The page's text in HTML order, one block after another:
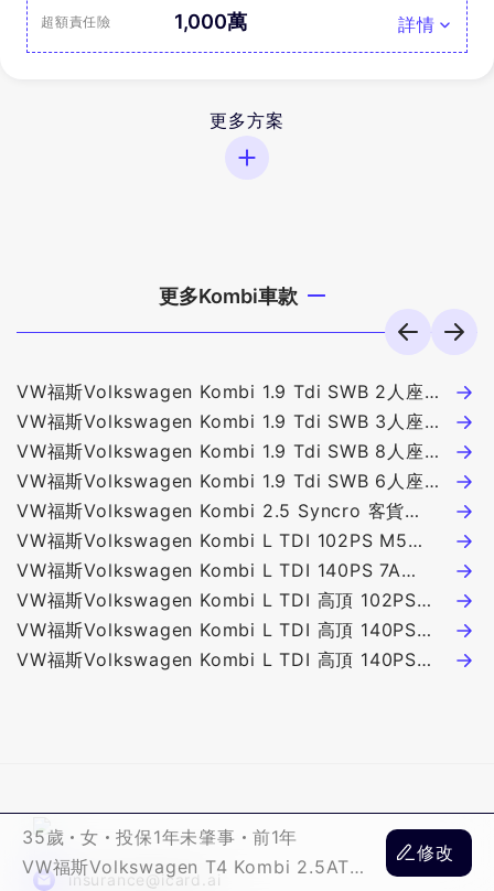
35歲 女 投保1年未肇事
前1年
VW福斯Volkswagen T4 Kombi 2.5AT
修改
超額責任險 1,000萬 詳情
更多方案
更多Kombi車款
VW福斯Volkswagen Kombi 1.9 Tdi SWB 2人座貨
車 109.4萬
VW福斯Volkswagen Kombi 1.9 Tdi SWB 3人座貨
車 108.8萬
VW福斯Volkswagen Kombi 1.9 Tdi SWB 8人座客
車 115.9萬
VW福斯Volkswagen Kombi 1.9 Tdi SWB 6人座客
車 113.9萬
VW福斯Volkswagen Kombi 2.5 Syncro 客貨
(M)8人座4WD @ 106萬
VW福斯Volkswagen Kombi L TDI 102PS M5
1968c.c. 4D 5人座 137.8萬
VW福斯Volkswagen Kombi L TDI 140PS 7A
1968c.c. 4D 5人座 178.8萬
VW福斯Volkswagen Kombi L TDI 高頂 102PS
M5 1968c.c. 4D 5人座 145.8萬
VW福斯Volkswagen Kombi L TDI 高頂 140PS
2460c.c. 4D 5人座 188.8萬
VW福斯Volkswagen Kombi L TDI 高頂 140PS
insurance@icard.ai